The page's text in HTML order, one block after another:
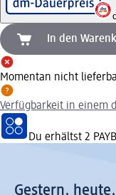
In den
Momentan nicht
Verfügbarkeit in einem
Du erhältst 2
Gestern,